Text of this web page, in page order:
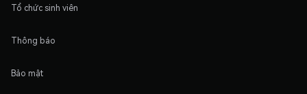
Tổ chức sinh viên
Thông báo
Bảo mật